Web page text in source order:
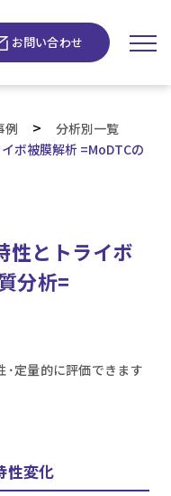
お問い合わせ
例 > 分析別一覧
ボ被膜解析 =MoDTCの
性とトライボ
分析=
･定量的に評価できます
性変化